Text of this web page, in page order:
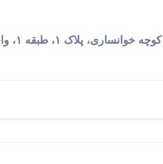
پلاک ۱، طبقه ۱، واحد ۲